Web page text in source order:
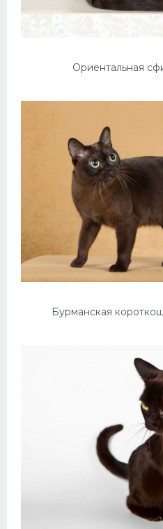
Ориентальная
Бурманская